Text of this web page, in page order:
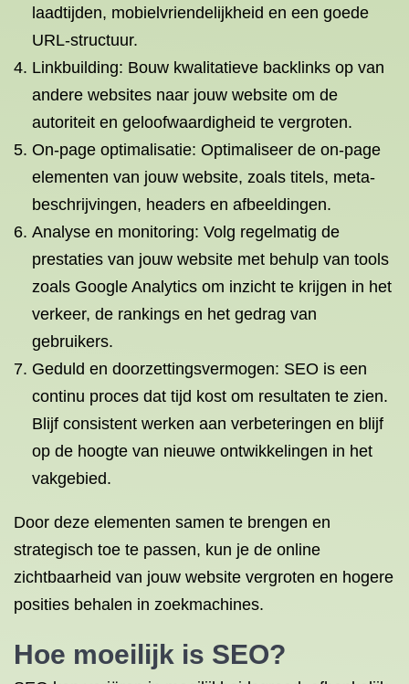
laadtijden, mobielvriendelijkheid en een goede
URL-structuur.
Linkbuilding: Bouw kwalitatieve backlinks op van
andere websites naar jouw website om de
autoriteit en geloofwaardigheid te vergroten.
On-page optimalisatie: Optimaliseer de on-page
elementen van jouw website, zoals titels, meta-
beschrijvingen, headers en afbeeldingen.
Analyse en monitoring: Volg regelmatig de
prestaties van jouw website met behulp van tools
zoals Google Analytics om inzicht te krijgen in het
verkeer, de rankings en het gedrag van
gebruikers.
Geduld en doorzettingsvermogen: SEO is een
continu proces dat tijd kost om resultaten te zien.
Blijf consistent werken aan verbeteringen en blijf
op de hoogte van nieuwe ontwikkelingen in het
vakgebied.
Door deze elementen samen te brengen en
strategisch toe te passen, kun je de online
zichtbaarheid van jouw website vergroten en hogere
posities behalen in zoekmachines.
Hoe moeilijk is SEO?